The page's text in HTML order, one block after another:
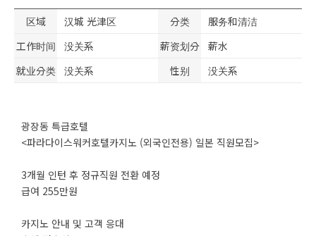
区域 汉城 光津区 分类
服务和清洁
工作时间
没关系 薪资划分
薪水
就业分类
没关系 性别 没关系
광장동 특급호텔
<파라다이스워커호텔카지노 (외국인전용) 일본 직원모집>
3개월 인턴 후 정규직원 전환 예정
급여 255만원
카지노 안내 및 고객 응대